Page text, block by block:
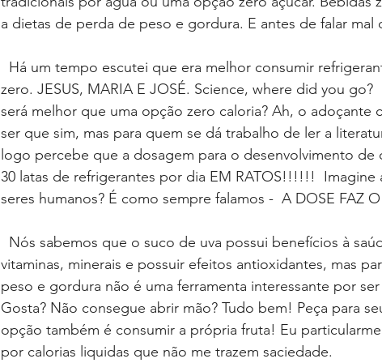
a dietas de perda de peso e gordura. E antes de falar
zero. JESUS, MARIA E JOSÉ. Science, where did you
será melhor que uma opção zero caloria? Ah, o adoçante
ser que sim, mas para quem se dá trabalho de ler a
logo percebe que a dosagem para o desenvolvimento
30 latas de refrigerantes por dia EM RATOS!!!!!!
seres humanos? É como sempre falamos -  A DOSE FAZ
vitaminas, minerais e possuir efeitos antioxidantes, mas
peso e gordura não é uma ferramenta interessante por
Gosta? Não consegue abrir mão? Tudo bem! Peça para
opção também é consumir a própria fruta! Eu
por calorias liquidas que não me trazem saciedade.